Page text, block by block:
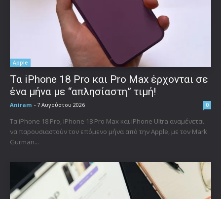
Apple
Τα iPhone 18 Pro και Pro Max έρχονται σε
ένα μήνα με “απλησίαστη” τιμή!
Aniram - 7 Αυγούστου 2026 0
Τα iPhone 18 Pro, iPhone 18 Pro Max και iPhone Ultra αναμένεται
να παρουσιαστούν τον επόμενο μήνα από την Apple, με τον Mark
Gurman...